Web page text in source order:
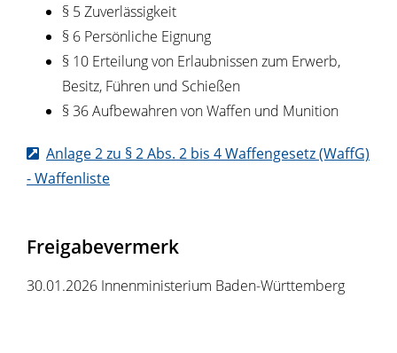
§ 5Zuverlässigkeit
§ 6 Persönliche Eignung
§ 10 Erteilung von Erlaubnissen zum Erwerb,
Besitz, Führen und Schießen
§ 36Aufbewahren von Waffen und Munition
Anlage 2 zu § 2 Abs. 2 bis 4 Waffengesetz (WaffG)
- Waffenliste
Freigabevermerk
30.01.2026 Innenministerium Baden-Württemberg